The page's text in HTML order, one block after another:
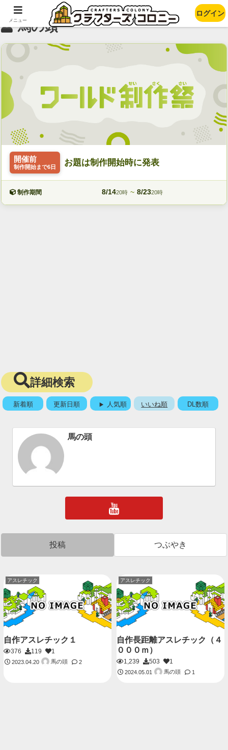
馬の頭
開催前
制作開始まで6日 お題は制作開始時に発表
制作期間 8/1420時 ~ 8/2320時
詳細検索
新着順 更新日順 人気順 いいね順 DL数順
馬の頭
投稿 つぶやき
アスレチック
自作アスレチック１
376 119 1
2023.04.20 馬の頭 2
アスレチック
自作長距離アスレチック（４
０００ｍ）
1,239 503 1
2024.05.01 馬の頭 1
メニュー
ログイン